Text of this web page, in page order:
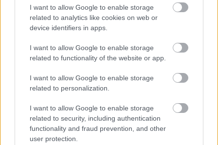
I want to allow Google to enable storage
related to analytics like cookies on web or
device identifiers in apps.
I want to allow Google to enable storage
related to functionality of the website or app.
I want to allow Google to enable storage
related to personalization.
I want to allow Google to enable storage
related to security, including authentication
functionality and fraud prevention, and other
user protection.
Stel je voor dat je water (je data) op een spons
giet. De spons absorbeert het water beetje bij
Bij SHA-3 worden de invoergegevens
opgedeeld in kleine stukjes en opgenomen in
een interne "spons" (een grote bitmatrix).
Stap 2 - Mengen (Permutatie)
Nadat de gegevens zijn verwerkt, perst en
vervormt SHA-3 de 'spons' intern, waardoor